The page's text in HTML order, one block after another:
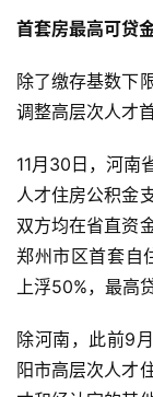
首套房最高可贷
除了缴存基数下
调整高层次人才
11月30日，河南
人才住房公积金
双方均在省直资
郑州市区首套自
上浮50%，最高
除河南，此前9
阳市高层次人才